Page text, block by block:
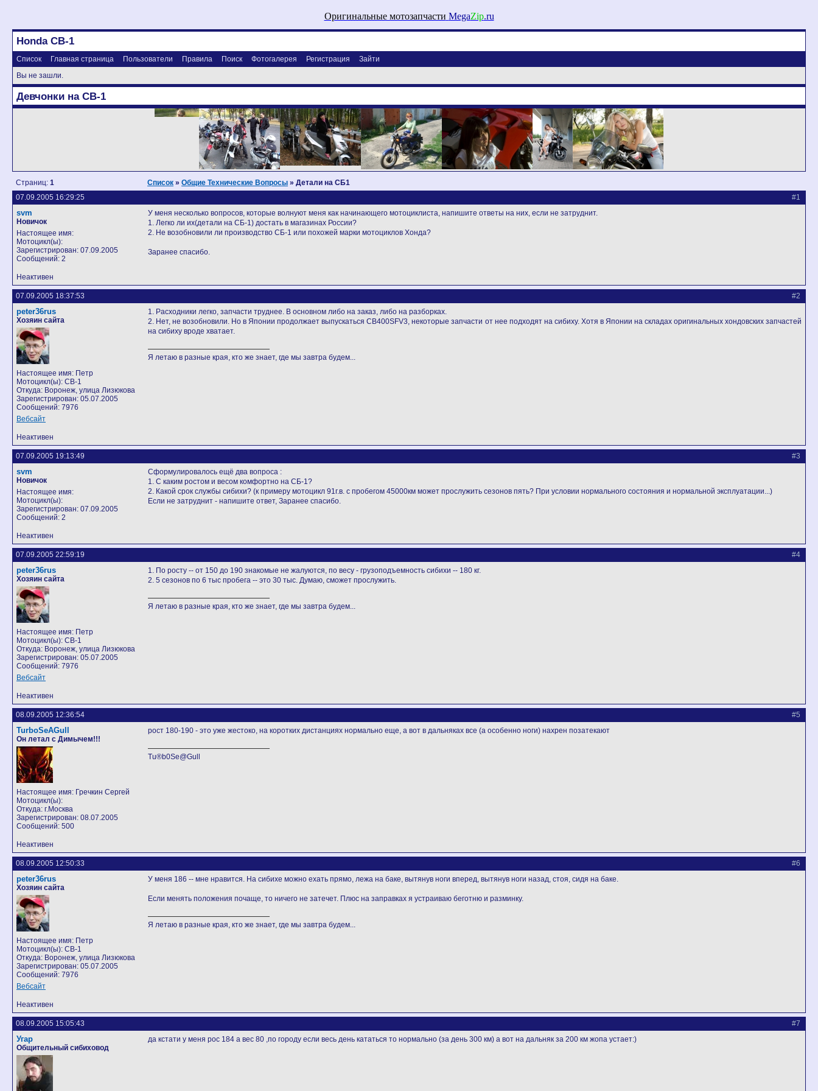
Оригинальные мотозапчасти MegaZip.ru
Honda CB-1
Список Главная страница Пользователи Правила Поиск Фотогалерея Регистрация
Зайти
Вы не зашли.
Девчонки на CB-1
Страниц: 1 Список » Общие Технические Вопросы » Детали на СБ1
#1
07.09.2005 16:29:25
svm
Новичок
Настоящее имя:
Мотоцикл(ы):
Зарегистрирован: 07.09.2005
Сообщений: 2
У меня несколько вопросов, которые волнуют меня как начинающего мотоциклиста, напишите ответы на них, если не затруднит.
1. Легко ли их(детали на СБ-1) достать в магазинах России?
2. Не возобновили ли производство СБ-1 или похожей марки мотоциклов Хонда?
Заранее спасибо.
Неактивен
#2
07.09.2005 18:37:53
peter36rus
Хозяин сайта
Настоящее имя: Петр
Мотоцикл(ы): CB-1
Откуда: Воронеж, улица Лизюкова
Зарегистрирован: 05.07.2005
Сообщений: 7976
Вебсайт
1. Расходники легко, запчасти труднее. В основном либо на заказ, либо на разборках.
2. Нет, не возобновили. Но в Японии продолжает выпускаться CB400SFV3, некоторые запчасти от нее подходят на сибиху. Хотя в Японии на складах оригинальных хондовских запчастей
на сибиху вроде хватает.
Я летаю в разные края, кто же знает, где мы завтра будем...
Неактивен
#3
07.09.2005 19:13:49
svm
Новичок
Настоящее имя:
Мотоцикл(ы):
Зарегистрирован: 07.09.2005
Сообщений: 2
Сформулировалось ещё два вопроса :
1. С каким ростом и весом комфортно на СБ-1?
2. Какой срок службы сибихи? (к примеру мотоцикл 91г.в. с пробегом 45000км может прослужить сезонов пять? При условии нормального состояния и нормальной эксплуатации...)
Если не затруднит - напишите ответ, Заранее спасибо.
Неактивен
#4
07.09.2005 22:59:19
peter36rus
Хозяин сайта
Настоящее имя: Петр
Мотоцикл(ы): CB-1
Откуда: Воронеж, улица Лизюкова
Зарегистрирован: 05.07.2005
Сообщений: 7976
Вебсайт
1. По росту -- от 150 до 190 знакомые не жалуются, по весу - грузоподъемность сибихи -- 180 кг.
2. 5 сезонов по 6 тыс пробега -- это 30 тыс. Думаю, сможет прослужить.
Я летаю в разные края, кто же знает, где мы завтра будем...
Неактивен
#5
08.09.2005 12:36:54
TurboSeAGull
Он летал с Димычем!!!
Настоящее имя: Гречкин Сергей
Мотоцикл(ы):
Откуда: г.Москва
Зарегистрирован: 08.07.2005
Сообщений: 500
рост 180-190 - это уже жестоко, на коротких дистанциях нормально еще, а вот в дальняках все (а особенно ноги) нахрен позатекают
Tu®b0Se@Gull
Неактивен
#6
08.09.2005 12:50:33
peter36rus
Хозяин сайта
Настоящее имя: Петр
Мотоцикл(ы): CB-1
Откуда: Воронеж, улица Лизюкова
Зарегистрирован: 05.07.2005
Сообщений: 7976
Вебсайт
У меня 186 -- мне нравится. На сибихе можно ехать прямо, лежа на баке, вытянув ноги вперед, вытянув ноги назад, стоя, сидя на баке.
Если менять положения почаще, то ничего не затечет. Плюс на заправках я устраиваю беготню и разминку.
Я летаю в разные края, кто же знает, где мы завтра будем...
Неактивен
#7
08.09.2005 15:05:43
Угар
Общительный сибиховод
да кстати у меня рос 184 а вес 80 ,по городу если весь день кататься то нормально (за день 300 км) а вот на дальняк за 200 км жопа устает:)